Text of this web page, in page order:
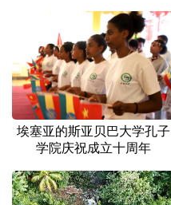
广西
四川 贵州
陕西 甘肃
新疆 内蒙古
多语种频道
埃塞亚的斯亚贝巴大学孔子
学院庆祝成立十周年